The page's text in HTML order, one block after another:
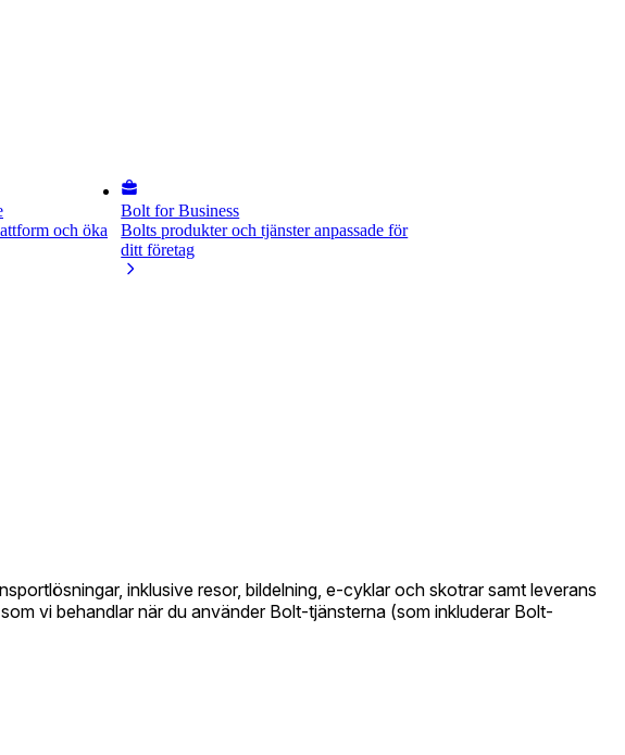
och öka
Bolt for Business
Bolts produkter och tjänster anpassade för
ditt företag
inklusive resor, bildelning, e-cyklar och skotrar samt leverans
vi behandlar när du använder Bolt-tjänsterna (som inkluderar Bolt-